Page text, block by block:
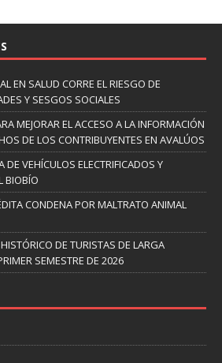
EN SALUD CORRE EL RIESGO DE
Y SESGOS SOCIALES
MEJORAR EL ACCESO A LA INFORMACIÓN
DE LOS CONTRIBUYENTES EN AVALÚOS
DE VEHÍCULOS ELECTRIFICADOS Y
BIOBÍO
CONDENA POR MALTRATO ANIMAL
DE TURISTAS DE LARGA
SEMESTRE DE 2026